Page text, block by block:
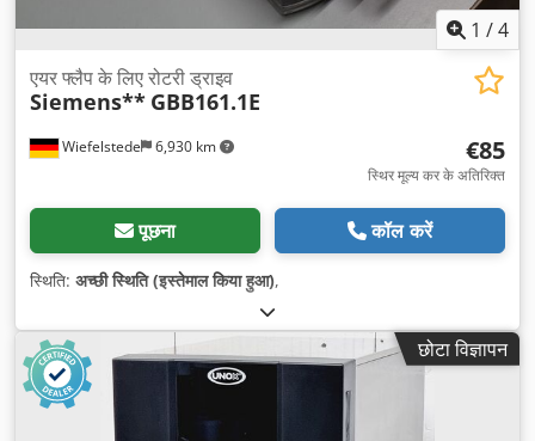
1 /4
Wiefelstede 6,930 km
एयर फ्लैप के लिए रोटरी ड्राइव
Siemens** GBB161.1E
€85
स्थिर मूल्य कर के अतिरिक्त
पूछना कॉल करें
स्थिति: अच्छी स्थिति (इस्तेमाल किया हुआ),
छोटा विज्ञापन